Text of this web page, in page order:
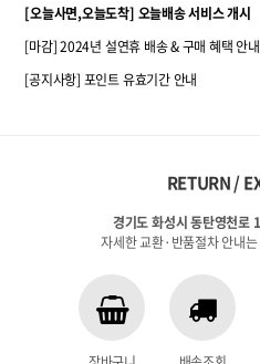
[오늘사면,오늘도착] 오늘배송 서비스 개시
[마감] 2024년 설연휴 배송 & 구매 혜택 안내
[공지사항] 포인트 유효기간 안내
RETURN /
경기도 화성시 동탄영천로
자세한 교환·반품절차 안내